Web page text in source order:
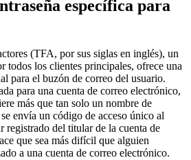
específica para
(TFA, por sus siglas en inglés), un
todos los clientes principales, ofrece una
para el buzón de correo del usuario.
para una cuenta de correo electrónico,
más que tan solo un nombre de
envía un código de acceso único al
registrado del titular de la cuenta de
que sea más difícil que alguien
a una cuenta de correo electrónico.